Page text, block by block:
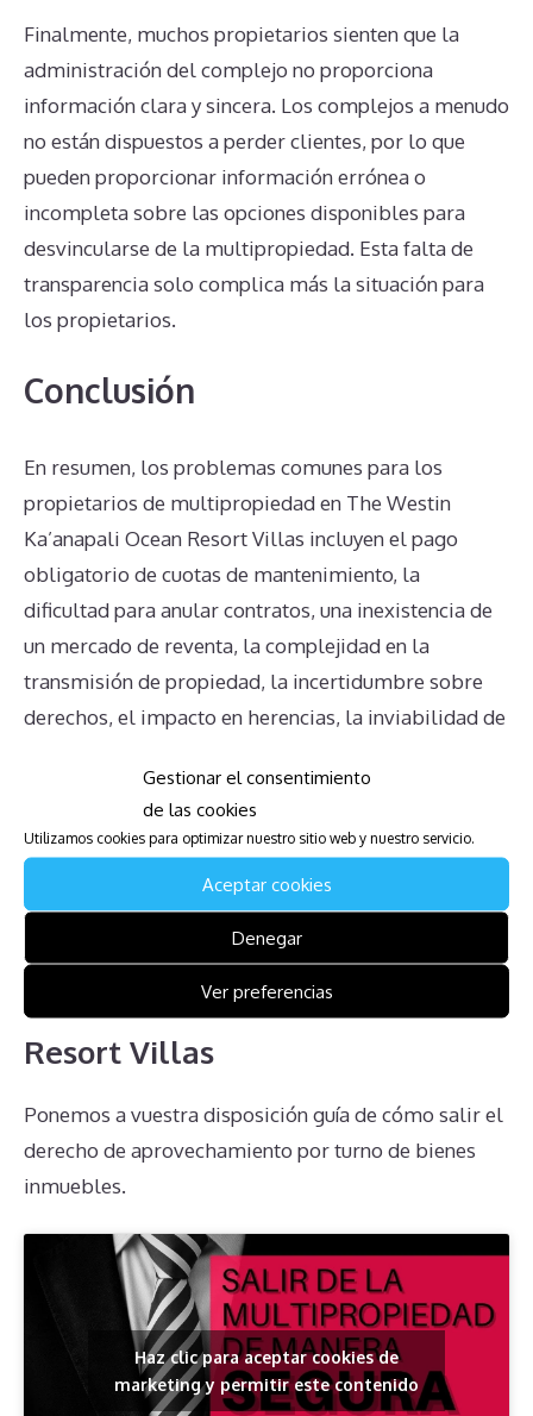
Gestionar el consentimiento
de las cookies
Utilizamos cookies para optimizar nuestro sitio web y nuestro servicio.
Aceptar cookies
Denegar
Ver preferencias
Finalmente, muchos propietarios sienten que la
administración del complejo no proporciona
información clara y sincera. Los complejos a menudo
no están dispuestos a perder clientes, por lo que
pueden proporcionar información errónea o
incompleta sobre las opciones disponibles para
desvincularse de la multipropiedad. Esta falta de
transparencia solo complica más la situación para
los propietarios.
Conclusión
En resumen, los problemas comunes para los
propietarios de multipropiedad en The Westin
Ka’anapali Ocean Resort Villas incluyen el pago
obligatorio de cuotas de mantenimiento, la
dificultad para anular contratos, una inexistencia de
un mercado de reventa, la complejidad en la
transmisión de propiedad, la incertidumbre sobre
derechos, el impacto en herencias, la inviabilidad de
por parte de la administración. Es crucial que los
propietarios busquen asesoramiento legal adecuado
y se informen a fondo antes de tomar cualquier
decisión respecto a su propiedad.
Descarga la Guía para Afectados
de The Westin Ka’anapali Ocean
Resort Villas
Ponemos a vuestra disposición guía de cómo salir el
derecho de aprovechamiento por turno de bienes
inmuebles.
Haz clic para aceptar cookies de
marketing y permitir este contenido